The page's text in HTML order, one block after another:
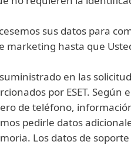
sus datos para
hasta que
en las
por ESET.
de teléfono,
pedirle datos
Los datos de